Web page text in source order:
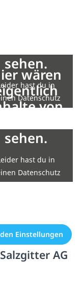
zu
sehen.
hast du in
Datenschutz
die
erlaubt.
den Einstellungen
wären
von
sehen.
hast du in
Datenschutz
die
Einstellungen
AG